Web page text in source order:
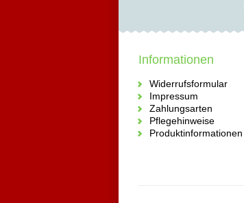
Informationen
Widerrufsformular
Impressum
Zahlungsarten
Pflegehinweise
Produktinformationen